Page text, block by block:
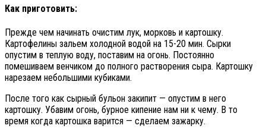
Как приготовить:
Прежде чем начинать очистим лук, морковь и картошку.
Картофелины зальем холодной водой на 15-20 мин. Сырки
опустим в теплую воду, поставим на огонь. Постоянно
помешиваем венчиком до полного растворения сыра. Картошку
нарезаем небольшими кубиками.
После того как сырный бульон закипит — опустим в него
картошку. Убавим огонь, бурное кипение нам ни к чему. В то
время когда картошка варится — сделаем зажарку.